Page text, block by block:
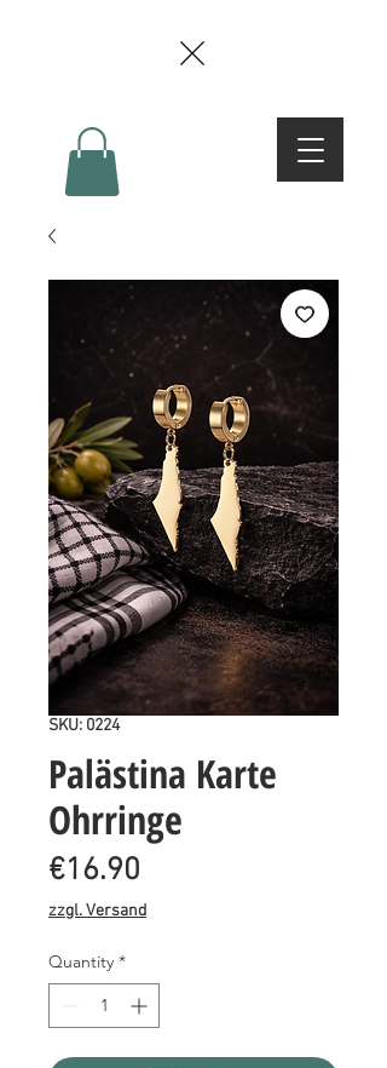
SKU: 0224
Palästina Karte
Ohrringe
€16.90
zzgl. Versand
Quantity *